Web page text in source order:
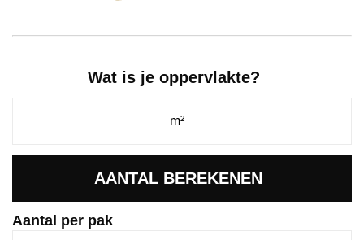
Wat is je oppervlakte?
AANTAL BEREKENEN
Aantal per pak